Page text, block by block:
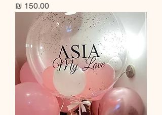
מחיר